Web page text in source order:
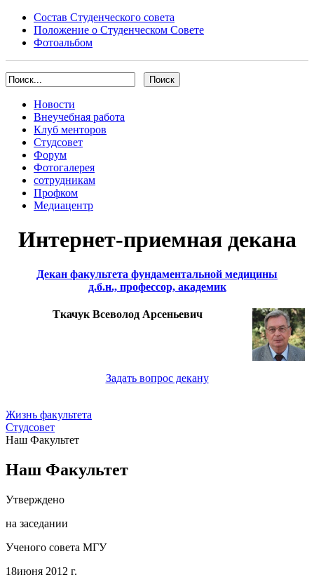
Состав Студенческого совета
Положение о Студенческом Совете
Фотоальбом
Новости
Внеучебная работа
Клуб менторов
Студсовет
Форум
Фотогалерея
сотрудникам
Профком
Медиацентр
Интернет-приемная декана
Декан факультета фундаментальной медицины
д.б.н., профессор, академик
Ткачук Всеволод Арсеньевич
Задать вопрос декану
Жизнь факультета
Студсовет
Наш Факультет
Наш Факультет
Утверждено
на заседании
Ученого совета МГУ
18июня 2012 г.